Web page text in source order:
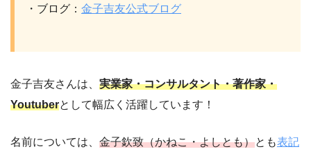
・ブログ： 金子吉友公式ブログ
金子吉友さんは、 実業家・コンサルタント・著作家・
Youtuberとして幅広く活躍しています！
名前については、 金子欽致（かねこ・よしとも）とも表記